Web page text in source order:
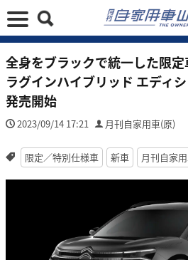
全身をブラックで統一した限
ラグインハイブリッド エディ
発売開始
2023/09/14 17:21 月刊自家用車(原)
限定／特別仕様車 新車 月刊自家